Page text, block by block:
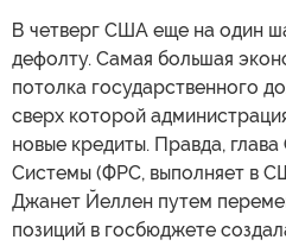
В четверг США еще на один
дефолту. Самая большая
потолка государственного
сверх которой
новые кредиты. Правда,
Системы (ФРС, выполняет в
Джанет Йеллен путем
позиций в госбюджете